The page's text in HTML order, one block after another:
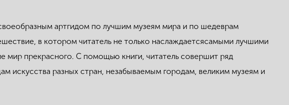
артгидом по лучшим музеям мира и по шедеврам
в котором читатель не только наслаждаетсясамыми лучшими
мир прекрасного. С помощью книги, читатель совершит ряд
искусства разных стран, незабываемым городам, великим музеям и